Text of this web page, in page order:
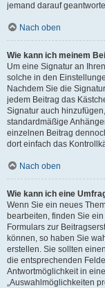
jemand darauf
Nach oben
Wie kann ich meinem
Um eine Signatur an
solche in den
Nachdem Sie die
jedem Beitrag das
Signatur auch
standardmäßige
einzelnen Beitrag
dort einfach das
Nach oben
Wie kann ich eine
Wenn Sie ein neues
bearbeiten, finden Sie
Formulars zur
können, so haben Sie
erstellen. Sie sollten
die entsprechenden
Antwortmöglichkeit in
„Auswahlmöglichkeiten